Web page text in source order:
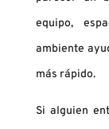
equipo,
ambiente
más rápido.
Si alguien